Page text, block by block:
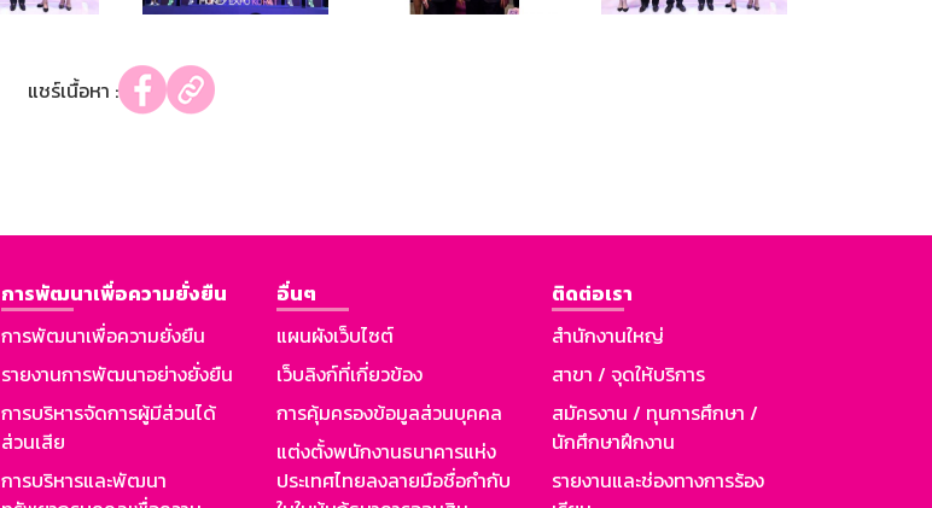
แชร์เนื้อหา :
การพัฒนาเพื่อความยั่งยืน
การพัฒนาเพื่อความยั่งยืน
รายงานการพัฒนาอย่างยั่งยืน
การบริหารจัดการผู้มีส่วนได้
ส่วนเสีย
การบริหารและพัฒนา
อื่นๆ
แผนผังเว็บไซต์
เว็บลิงก์ที่เกี่ยวข้อง
การคุ้มครองข้อมูลส่วนบุคคล
แต่งตั้งพนักงานธนาคารแห่ง
ประเทศไทยลงลายมือชื่อกำกับ
ติดต่อเรา
สำนักงานใหญ่
สาขา / จุดให้บริการ
สมัครงาน / ทุนการศึกษา /
นักศึกษาฝึกงาน
รายงานและช่องทางการร้อง